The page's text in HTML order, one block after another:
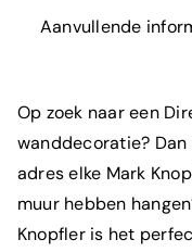
Aanvullende
Op zoek naar een
wanddecoratie?
adres elke Mark
muur hebben
Knopfler is het